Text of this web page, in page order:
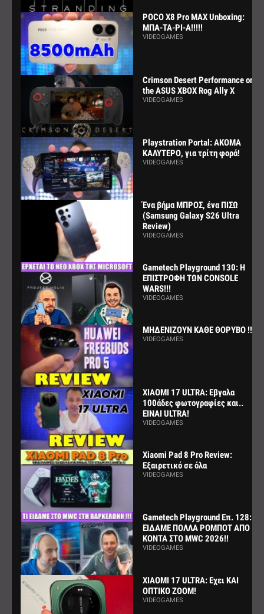
POCO X8 Pro MAX Unboxing:
ΜΠΑ-ΤΑ-ΡΙ-Α!!!!!
VIDEOGAMES
Crimson Desert Performance on
the ASUS XBOX Rog Ally X
VIDEOGAMES
Playstration Portal: ΑΚΟΜΑ
ΚΑΛΥΤΕΡΟ, για τρίτη φορά!
VIDEOGAMES
Ένα βήμα ΜΠΡΟΣ, ένα ΠΙΣΩ
(Samsung Galaxy S26 Ultra
Review)
VIDEOGAMES
Gametech Playground 130: Η
ΕΠΙΣΤΡΟΦΗ ΤΩΝ CONSOLE
WARS!!!
VIDEOGAMES
ΜΗΔΕΝΙΖΟΥΝ ΚΑΘΕ ΘΟΡΥΒΟ !!!
VIDEOGAMES
XIAOMI 17 ULTRA: Εβγαλα
100άδες φωτογραφίες και..
ΕΙΝΑΙ ULTRA!
VIDEOGAMES
Xiaomi Pad 8 Pro Review:
Εξαιρετικό σε όλα
VIDEOGAMES
Gametech Playground Επ. 128:
ΕΙΔΑΜΕ ΠΟΛΛΑ ΡΟΜΠΟΤ ΑΠΟ
ΚΟΝΤΑ ΣΤΟ MWC 2026!!
VIDEOGAMES
XIAOMI 17 ULTRA: Εχει ΚΑΙ
ΟΠΤΙΚΟ ZOOM!
VIDEOGAMES